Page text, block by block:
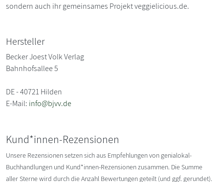
sondern auch ihr gemeinsames Projekt veggielicious.de.
Hersteller
Becker Joest Volk Verlag
Bahnhofsallee 5
DE - 40721 Hilden
E-Mail: info@bjvv.de
Kund*innen-Rezensionen
Unsere Rezensionen setzen sich aus Empfehlungen von genialokal-
Buchhandlungen und Kund*innen-Rezensionen zusammen. Die Summe
aller Sterne wird durch die Anzahl Bewertungen geteilt (und ggf. gerundet).